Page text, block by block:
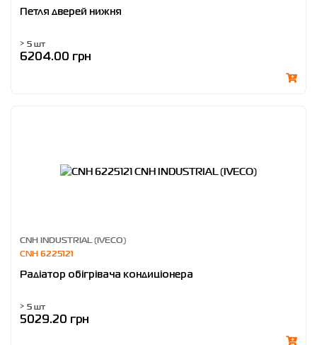
Петля дверей нижня
> 5 шт
6204.00 грн
CNH INDUSTRIAL (IVECO)
CNH 6225121
Радіатор обігрівача кондиціонера
> 5 шт
5029.20 грн